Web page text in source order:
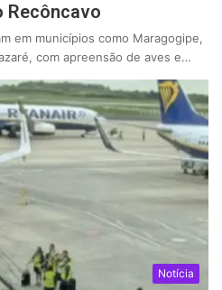
Recôncavo
em municípios como Maragogipe,
com apreensão de aves e…
Notícia